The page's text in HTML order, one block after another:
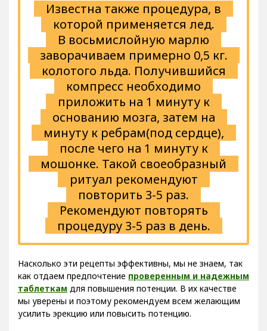
Известна также процедура, в
которой применяется лед.
В восьмислойную марлю
заворачиваем примерно 0,5 кг.
колотого льда. Получившийся
компресс необходимо
приложить на 1 минуту к
основанию мозга, затем на
минуту к ребрам(под сердце),
после чего на 1 минуту к
мошонке. Такой своеобразный
ритуал рекомендуют
повторить 3-5 раз.
Рекомендуют повторять
процедуру 3-5 раз в день.
Насколько эти рецепты эффективны, мы не знаем, так
как отдаем предпочтение проверенным и надежным
таблеткам для повышения потенции. В их качестве
мы уверены и поэтому рекомендуем всем желающим
усилить эрекцию или повысить потенцию.